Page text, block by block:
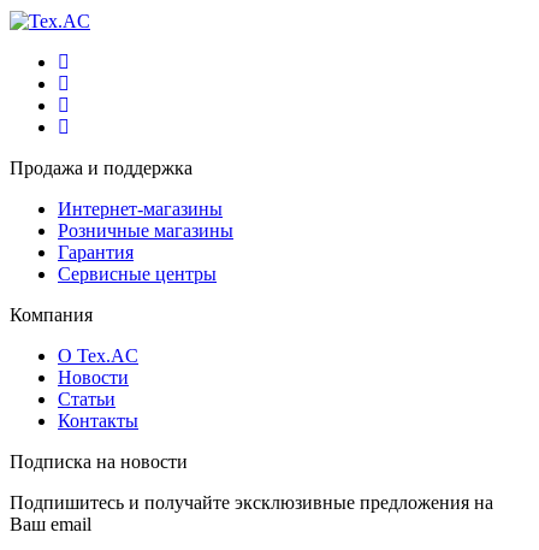
Продажа и поддержка
Интернет-магазины
Розничные магазины
Гарантия
Сервисные центры
Компания
О Tex.AC
Новости
Статьи
Контакты
Подписка на новости
Подпишитесь и получайте эксклюзивные предложения на
Ваш email